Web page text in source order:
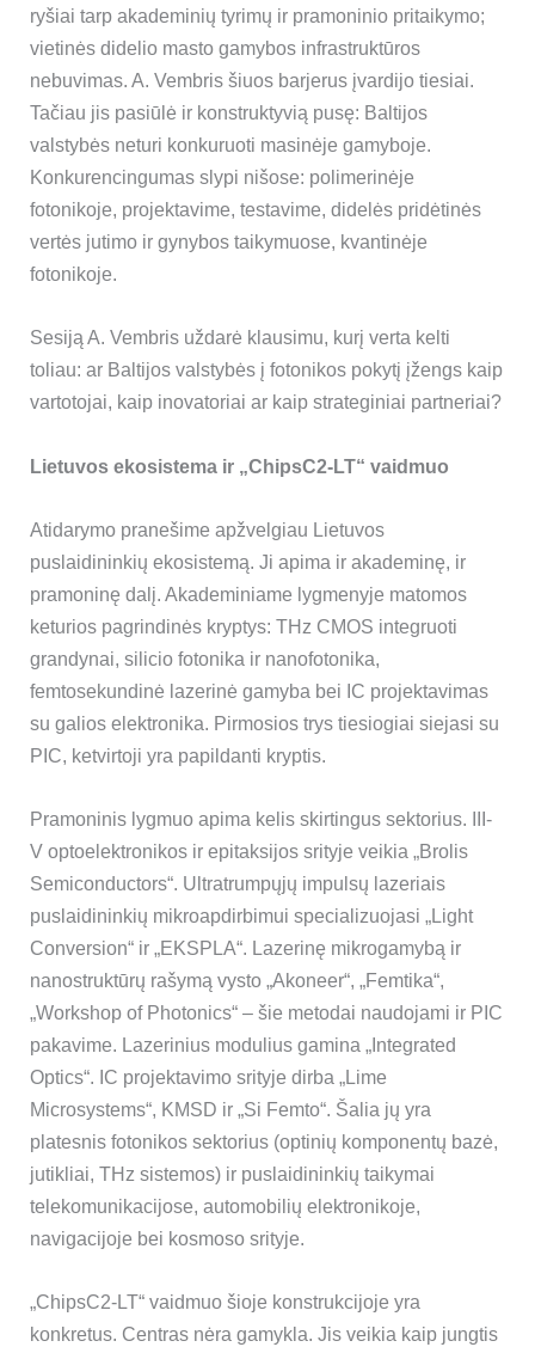
ryšiai tarp akademinių tyrimų ir pramoninio pritaikymo;
vietinės didelio masto gamybos infrastruktūros
nebuvimas. A. Vembris šiuos barjerus įvardijo tiesiai.
Tačiau jis pasiūlė ir konstruktyvią pusę: Baltijos
valstybės neturi konkuruoti masinėje gamyboje.
Konkurencingumas slypi nišose: polimerinėje
fotonikoje, projektavime, testavime, didelės pridėtinės
vertės jutimo ir gynybos taikymuose, kvantinėje
fotonikoje.
Sesiją A. Vembris uždarė klausimu, kurį verta kelti
toliau: ar Baltijos valstybės į fotonikos pokytį įžengs kaip
vartotojai, kaip inovatoriai ar kaip strateginiai partneriai?
Lietuvos ekosistema ir „ChipsC2-LT“ vaidmuo
Atidarymo pranešime apžvelgiau Lietuvos
puslaidininkių ekosistemą. Ji apima ir akademinę, ir
pramoninę dalį. Akademiniame lygmenyje matomos
keturios pagrindinės kryptys: THz CMOS integruoti
grandynai, silicio fotonika ir nanofotonika,
femtosekundinė lazerinė gamyba bei IC projektavimas
su galios elektronika. Pirmosios trys tiesiogiai siejasi su
PIC, ketvirtoji yra papildanti kryptis.
Pramoninis lygmuo apima kelis skirtingus sektorius. III-
V optoelektronikos ir epitaksijos srityje veikia „Brolis
Semiconductors“. Ultratrumpųjų impulsų lazeriais
puslaidininkių mikroapdirbimui specializuojasi „Light
Conversion“ ir „EKSPLA“. Lazerinę mikrogamybą ir
nanostruktūrų rašymą vysto „Akoneer“, „Femtika“,
„Workshop of Photonics“ – šie metodai naudojami ir PIC
pakavime. Lazerinius modulius gamina „Integrated
Optics“. IC projektavimo srityje dirba „Lime
Microsystems“, KMSD ir „Si Femto“. Šalia jų yra
platesnis fotonikos sektorius (optinių komponentų bazė,
jutikliai, THz sistemos) ir puslaidininkių taikymai
telekomunikacijose, automobilių elektronikoje,
navigacijoje bei kosmoso srityje.
„ChipsC2-LT“ vaidmuo šioje konstrukcijoje yra
konkretus. Centras nėra gamykla. Jis veikia kaip jungtis